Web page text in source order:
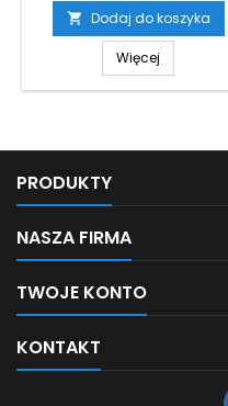
 Dodaj do koszyka
Więcej
PRODUKTY
NASZA FIRMA
TWOJE KONTO
KONTAKT